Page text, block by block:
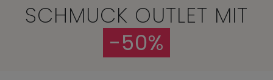
SCHMUCK OUTLET MIT
-50%